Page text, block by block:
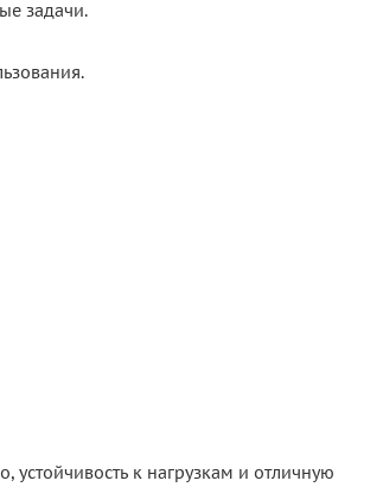
задачи.
устойчивость к нагрузкам и отличную